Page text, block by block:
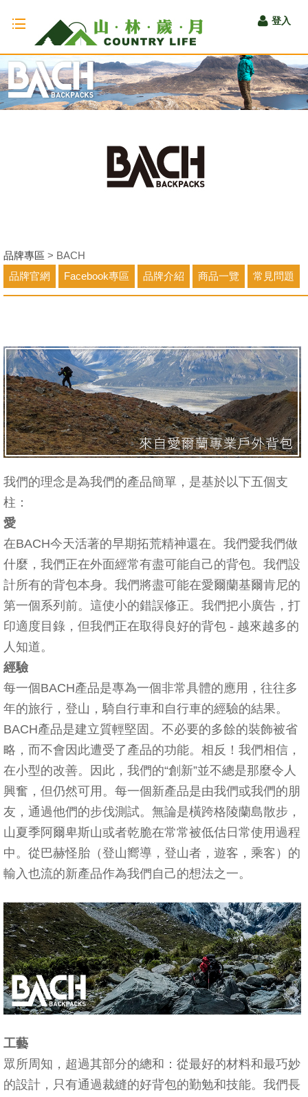
Toggle
navigation
登入
品牌專區 > BACH
品牌官網
Facebook專區 品牌介紹 商品一覽 常見問題
我們的理念是為我們的產品簡單，是基於以下五個支
柱：
愛
在BACH今天活著的早期拓荒精神還在。我們愛我們做
什麼，我們正在外面經常有盡可能自己的背包。我們設
計所有的背包本身。我們將盡可能在愛爾蘭基爾肯尼的
第一個系列前。這使小的錯誤修正。我們把小廣告，打
印適度目錄，但我們正在取得良好的背包 - 越來越多的
人知道。
經驗
每一個BACH產品是專為一個非常具體的應用，往往多
年的旅行，登山，騎自行車和自行車的經驗的結果。
BACH產品是建立質輕堅固。不必要的多餘的裝飾被省
略，而不會因此遭受了產品的功能。相反！我們相信，
在小型的改善。因此，我們的“創新”並不總是那麼令人
興奮，但仍然可用。每一個新產品是由我們或我們的朋
友，通過他們的步伐測試。無論是橫跨格陵蘭島散步，
山夏季阿爾卑斯山或者乾脆在常常被低估日常使用過程
中。從巴赫怪胎（登山嚮導，登山者，遊客，乘客）的
輸入也流的新產品作為我們自己的想法之一。
工藝
眾所周知，超過其部分的總和：從最好的材料和最巧妙
的設計，只有通過裁縫的好背包的勤勉和技能。我們長